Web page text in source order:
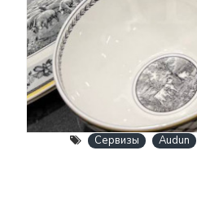
Сервизы Audun